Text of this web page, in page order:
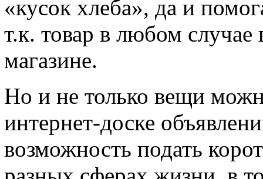
«кусок хлеба», да и
т.к. товар в любом
магазине.
Но и не только вещи
интернет-доске
возможность подать